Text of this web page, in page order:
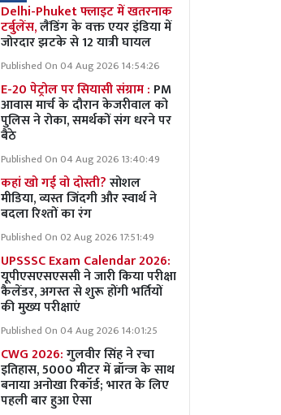
Delhi-Phuket फ्लाइट में खतरनाक
टर्बुलेंस,लैंडिंग के वक्त एयर इंडिया में
जोरदार झटके से 12 यात्री घायल
Published On 04 Aug 2026 14:54:26
E-20 पेट्रोल पर सियासी संग्राम : PM
आवास मार्च के दौरान केजरीवाल को
पुलिस ने रोका, समर्थकों संग धरने पर
बैठे
Published On 04 Aug 2026 13:40:49
कहां खो गई वो दोस्ती?सोशल
मीडिया, व्यस्त जिंदगी और स्वार्थ ने
बदला रिश्तों का रंग
Published On 02 Aug 2026 17:51:49
UPSSSC Exam Calendar 2026:
यूपीएसएसएससी ने जारी किया परीक्षा
कैलेंडर, अगस्त से शुरू होंगी भर्तियों
की मुख्य परीक्षाएं
Published On 04 Aug 2026 14:01:25
CWG 2026:गुलवीर सिंह ने रचा
इतिहास, 5000 मीटर में ब्रॉन्ज के साथ
बनाया अनोखा रिकॉर्ड; भारत के लिए
पहली बार हुआ ऐसा